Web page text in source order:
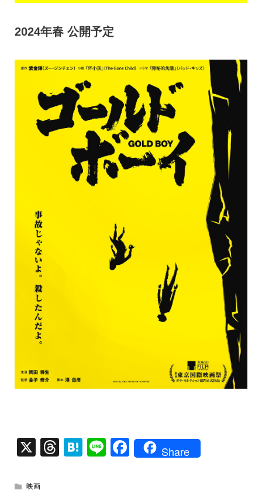
2024年春 公開予定
X
T
H
Li
F
Share
映画